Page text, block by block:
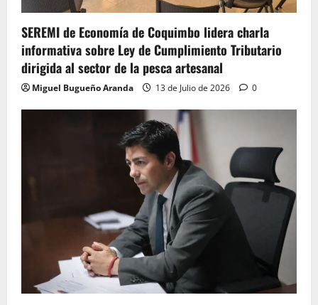
SEREMI de Economía de Coquimbo lidera charla
informativa sobre Ley de Cumplimiento Tributario
dirigida al sector de la pesca artesanal
Miguel Bugueño Aranda 13 de Julio de 2026 0